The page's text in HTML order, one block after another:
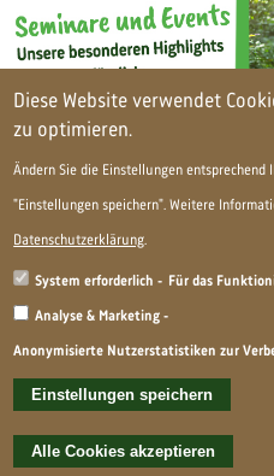
Foo­ter Menü
Impres­sum
Online­an­frage
Copy­right
Diese Website verwendet
zu optimieren.
Ändern Sie die Einstellungen entsprechend
"Einstellungen speichern". Weitere
Datenschutzerklärung.
System erforderlich Für das
Analyse & Marketing
Anonymisierte Nutzerstatistiken zur
Einstellungen speichern
Alle Cookies akzeptieren